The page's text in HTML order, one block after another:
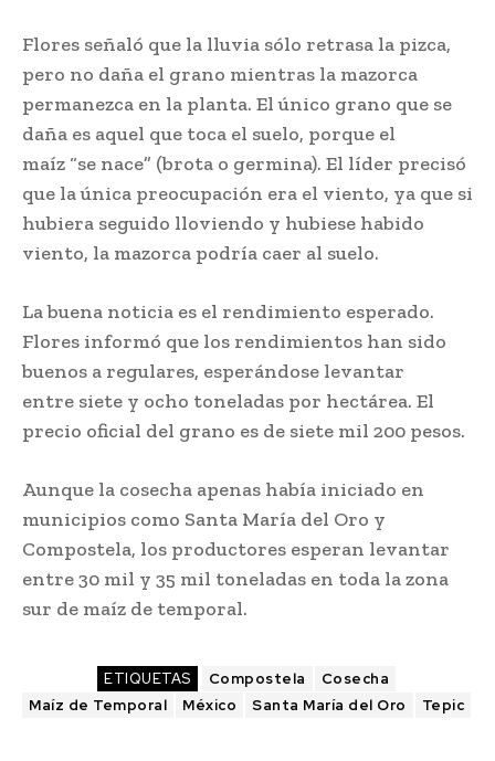
Flores señaló que la lluvia sólo retrasa la pizca,
pero no daña el grano mientras la mazorca
permanezca en la planta. El único grano que se
daña es aquel que toca el suelo, porque el
maíz “se nace” (brota o germina). El líder precisó
que la única preocupación era el viento, ya que si
hubiera seguido lloviendo y hubiese habido
viento, la mazorca podría caer al suelo.
La buena noticia es el rendimiento esperado.
Flores informó que los rendimientos han sido
buenos a regulares, esperándose levantar
entre siete y ocho toneladas por hectárea. El
precio oficial del grano es de siete mil 200 pesos.
Aunque la cosecha apenas había iniciado en
municipios como Santa María del Oro y
Compostela, los productores esperan levantar
entre 30 mil y 35 mil toneladas en toda la zona
sur de maíz de temporal.
ETIQUETAS Compostela
Cosecha
Maíz de Temporal
México Santa María del Oro Tepic